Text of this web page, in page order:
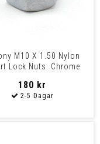
M10 X 1.50 Nylon
Lock Nuts. Chrome
180 kr